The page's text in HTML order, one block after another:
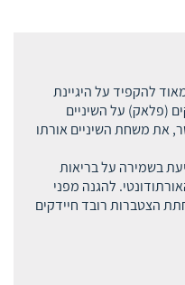
להקפיד על היגיינת
(פלאק) על השיניים
את משחת השיניים אורתו
בשמירה על בריאות
להגנה מפני
הצטברות רובד חיידקים